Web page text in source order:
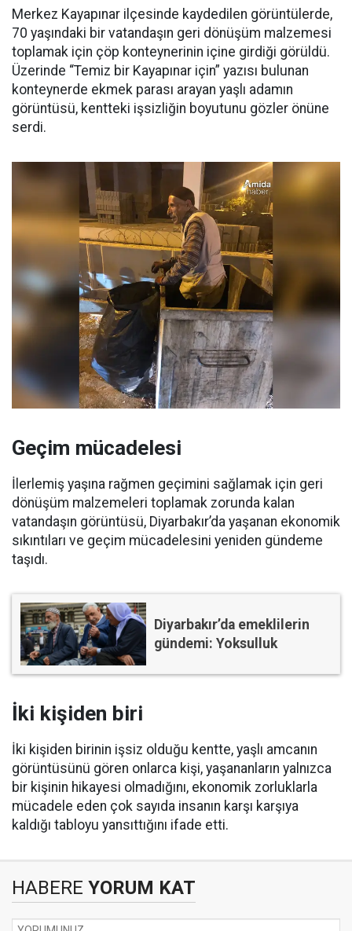
Merkez Kayapınar ilçesinde kaydedilen görüntülerde,
70 yaşındaki bir vatandaşın geri dönüşüm malzemesi
toplamak için çöp konteynerinin içine girdiği görüldü.
Üzerinde “Temiz bir Kayapınar için” yazısı bulunan
konteynerde ekmek parası arayan yaşlı adamın
görüntüsü, kentteki işsizliğin boyutunu gözler önüne
serdi.
Geçim mücadelesi
İlerlemiş yaşına rağmen geçimini sağlamak için geri
dönüşüm malzemeleri toplamak zorunda kalan
vatandaşın görüntüsü, Diyarbakır’da yaşanan ekonomik
sıkıntıları ve geçim mücadelesini yeniden gündeme
taşıdı.
Diyarbakır’da emeklilerin
gündemi: Yoksulluk
İki kişiden biri
İki kişiden birinin işsiz olduğu kentte, yaşlı amcanın
görüntüsünü gören onlarca kişi, yaşananların yalnızca
bir kişinin hikayesi olmadığını, ekonomik zorluklarla
mücadele eden çok sayıda insanın karşı karşıya
kaldığı tabloyu yansıttığını ifade etti.
HABERE YORUM KAT